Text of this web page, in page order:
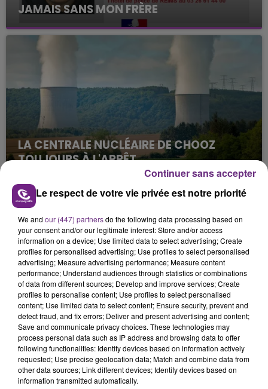
JAMAIS SANS MON FRÈRE
Julien Fourel n'a plus donné signé de vie depuis 5
mois. Sa sœur poursuit ses recherches pour le
retrouver.
LA CENTRALE NUCLÉAIRE DE CHOOZ
TOUJOURS À L'ARRÊT
Cela fait déjà une semaine que la centrale
nucléaire ardennaise est à l'arrêt. Une situation
justifiée par la sécheresse intense qui est toujours
présente.
TITRES DIFFUSÉS
11h56
11h56
AMIR
On Dirait
11h53
11h53
ARIANA GRANDE
Le respect de votre vie privée est notre priorité
We and our (447) partnersdo the following data processing based on
your consent and/or our legitimate interest: Store and/or access
information on a device; Use limited data to select advertising; Create
profiles for personalised advertising; Use profiles to select personalised
advertising; Measure advertising performance; Measure content
performance; Understand audiences through statistics or combinations
of data from different sources; Develop and improve services; Create
profiles to personalise content; Use profiles to select personalised
content; Use limited data to select content; Ensure security, prevent and
detect fraud, and fix errors; Deliver and present advertising and content;
Save and communicate privacy choices. These technologies may
process personal data such as IP address and browsing data to offer
following functionalities: Identify devices based on information actively
requested; Use precise geolocation data; Match and combine data from
other data sources; Link different devices; Identify devices based on
information transmitted automatically.
Continuer sans accepter